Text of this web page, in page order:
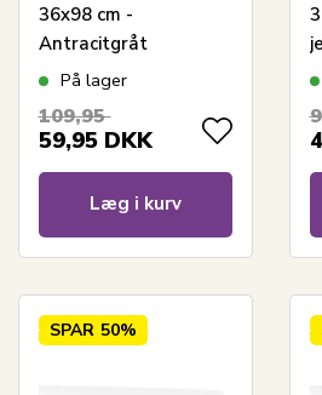
36x98 cm -
Antracitgråt
stræklagen - 100%
til barnevognsmadras
På lager
109,95
59,95 DKK
Læg i kurv
-
SPAR 50%